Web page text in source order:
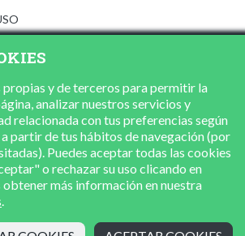
y de terceros para permitir la
analizar nuestros servicios y
relacionada con tus preferencias según
partir de tus hábitos de navegación (por
Puedes aceptar todas las cookies
o rechazar su uso clicando en
obtener más información en nuestra
.